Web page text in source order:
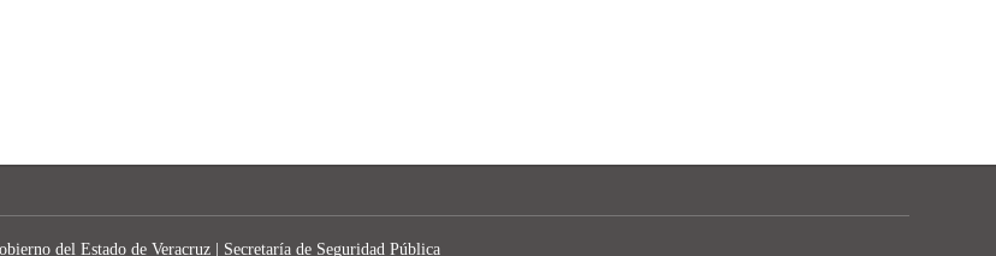
del Estado de Veracruz | Secretaría de Seguridad Pública